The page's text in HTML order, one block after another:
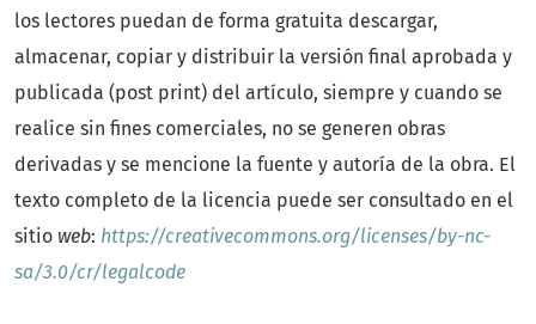
los lectores puedan de forma gratuita descargar,
almacenar, copiar y distribuir la versión final aprobada y
publicada (post print) del artículo, siempre y cuando se
realice sin fines comerciales, no se generen obras
derivadas y se mencione la fuente y autoría de la obra. El
texto completo de la licencia puede ser consultado en el
sitio web: https://creativecommons.org/licenses/by-nc-
sa/3.0/cr/legalcode